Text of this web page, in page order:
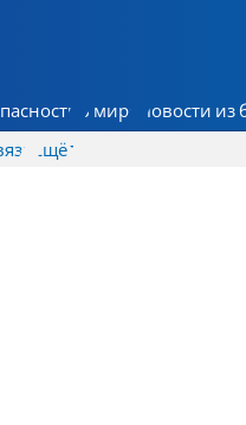
В мире Новости из
Ещё